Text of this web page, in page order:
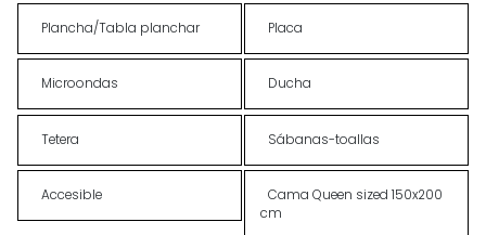
Plancha/Tabla planchar Placa
Microondas Ducha
Tetera Sábanas-toallas
Accesible
Cama Queen sized 150x200
cm